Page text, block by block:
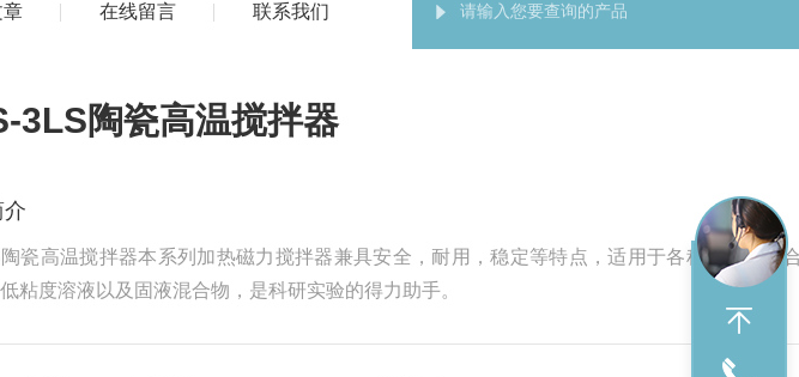
章 在线留言 联系我们
3LS陶瓷高温搅拌器
介
瓷高温搅拌器本系列加热磁力搅拌器兼具安全，耐用，稳定等特点，适用于各种不同的场
粘度溶液以及固液混合物，是科研实验的得力助手。